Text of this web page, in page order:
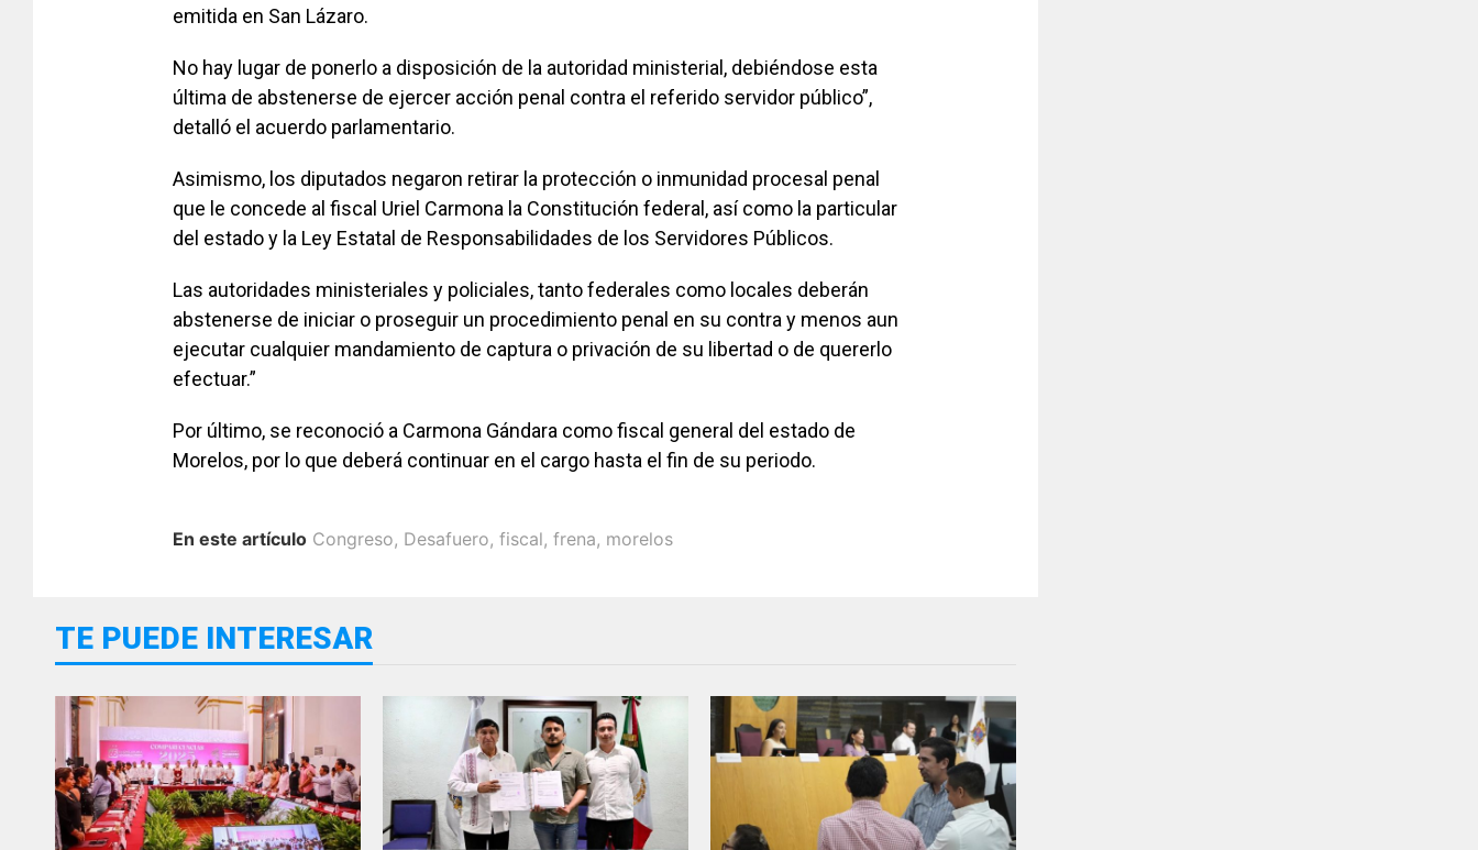
emitida en San Lázaro.
No hay lugar de ponerlo a disposición de la autoridad ministerial, debiéndose esta
última de abstenerse de ejercer acción penal contra el referido servidor público”,
detalló el acuerdo parlamentario.
Asimismo, los diputados negaron retirar la protección o inmunidad procesal penal
que le concede al fiscal Uriel Carmona la Constitución federal, así como la particular
del estado y la Ley Estatal de Responsabilidades de los Servidores Públicos.
Las autoridades ministeriales y policiales, tanto federales como locales deberán
abstenerse de iniciar o proseguir un procedimiento penal en su contra y menos aun
ejecutar cualquier mandamiento de captura o privación de su libertad o de quererlo
efectuar.”
Por último, se reconoció a Carmona Gándara como fiscal general del estado de
Morelos, por lo que deberá continuar en el cargo hasta el fin de su periodo.
En este artículo Congreso, Desafuero, fiscal, frena, morelos
TE PUEDE INTERESAR